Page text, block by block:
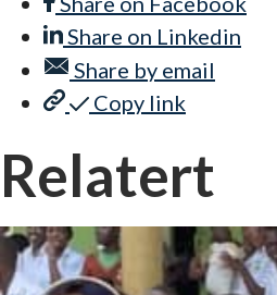
Share on Linkedin
Share by email
Copy link
Relatert